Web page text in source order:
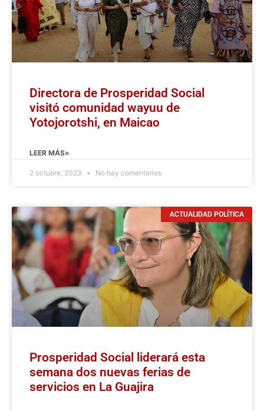
Directora de Prosperidad Social
visitó comunidad wayuu de
Yotojorotshi, en Maicao
LEER MÁS»
2 octubre, 2023 No hay comentarios
ACTUALIDAD POLÍTICA
Prosperidad Social liderará esta
semana dos nuevas ferias de
servicios en La Guajira